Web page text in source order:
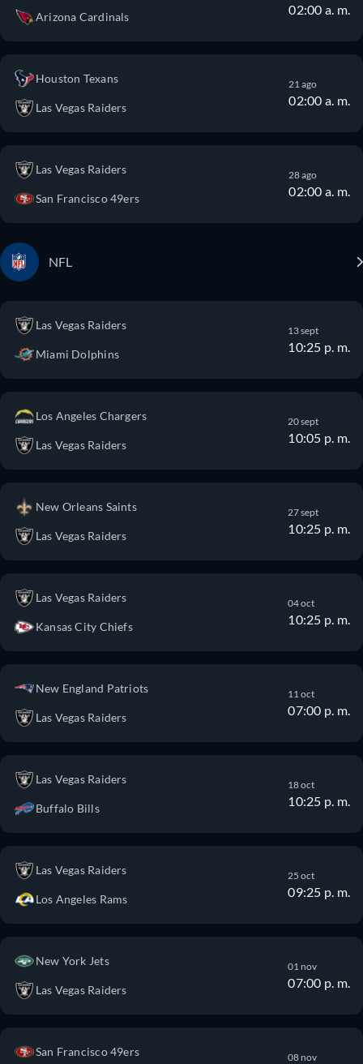
Arizona Cardinals 02:00 a. m.
Houston Texans
Las Vegas Raiders
21 ago
02:00 a. m.
Las Vegas Raiders
San Francisco 49ers
28 ago
02:00 a. m.
NFL
Las Vegas Raiders
Miami Dolphins
13 sept
10:25 p. m.
Los Angeles Chargers
Las Vegas Raiders
20 sept
10:05 p. m.
New Orleans Saints
Las Vegas Raiders
27 sept
10:25 p. m.
Las Vegas Raiders
Kansas City Chiefs
04 oct
10:25 p. m.
New England Patriots
Las Vegas Raiders
11 oct
07:00 p. m.
Las Vegas Raiders
Buffalo Bills
18 oct
10:25 p. m.
Las Vegas Raiders
Los Angeles Rams
25 oct
09:25 p. m.
New York Jets
Las Vegas Raiders
01 nov
07:00 p. m.
San Francisco 49ers 08 nov